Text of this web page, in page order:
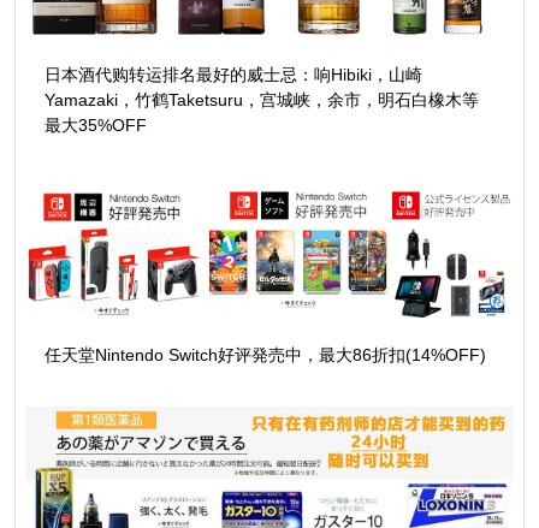
日本酒代购转运排名最好的威士忌：响Hibiki，山崎
Yamazaki，竹鹤Taketsuru，宫城峡，余市，明石白橡木等
最大35%OFF
任天堂Nintendo Switch好评発売中，最大86折扣(14%OFF)